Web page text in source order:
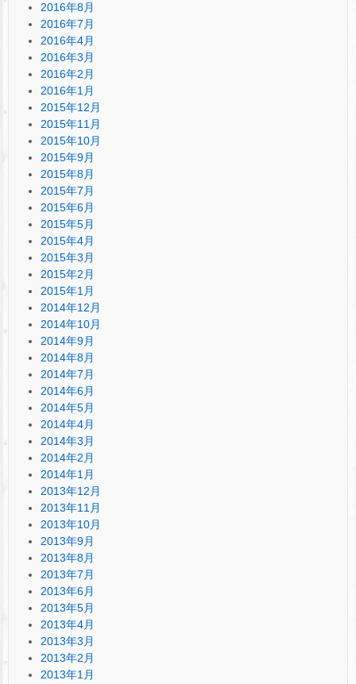
2016年8月
2016年7月
2016年4月
2016年3月
2016年2月
2016年1月
2015年12月
2015年11月
2015年10月
2015年9月
2015年8月
2015年7月
2015年6月
2015年5月
2015年4月
2015年3月
2015年2月
2015年1月
2014年12月
2014年10月
2014年9月
2014年8月
2014年7月
2014年6月
2014年5月
2014年4月
2014年3月
2014年2月
2014年1月
2013年12月
2013年11月
2013年10月
2013年9月
2013年8月
2013年7月
2013年6月
2013年5月
2013年4月
2013年3月
2013年2月
2013年1月